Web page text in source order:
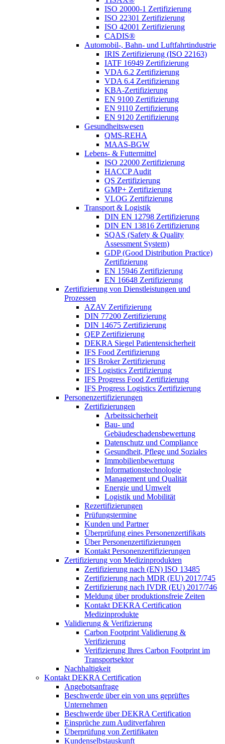
ISO 20000-1 Zertifizierung
ISO 22301 Zertifizierung
ISO 42001 Zertifizierung
CADIS®
Automobil-, Bahn- und Luftfahrtindustrie
IRIS Zertifizierung (ISO 22163)
IATF 16949 Zertifizierung
VDA 6.2 Zertifizierung
VDA 6.4 Zertifizierung
KBA-Zertifizierung
EN 9100 Zertifizierung
EN 9110 Zertifizierung
EN 9120 Zertifizierung
Gesundheitswesen
QMS-REHA
MAAS-BGW
Lebens- & Futtermittel
ISO 22000 Zertifizierung
HACCP Audit
QS Zertifizierung
GMP+ Zertifizierung
VLOG Zertifizierung
Transport & Logistik
DIN EN 12798 Zertifizierung
DIN EN 13816 Zertifizierung
SQAS (Safety & Quality
Assessment System)
GDP (Good Distribution Practice)
Zertifizierung
EN 15946 Zertifizierung
EN 16648 Zertifizierung
Zertifizierung von Dienstleistungen und
Prozessen
AZAV Zertifizierung
DIN 77200 Zertifizierung
DIN 14675 Zertifizierung
QEP Zertifizierung
DEKRA Siegel Patientensicherheit
IFS Food Zertifizierung
IFS Broker Zertifizierung
IFS Logistics Zertifizierung
IFS Progress Food Zertifizierung
IFS Progress Logistics Zertifizierung
Personenzertifizierungen
Zertifizierungen
Arbeitssicherheit
Bau- und
Gebäudeschadensbewertung
Datenschutz und Compliance
Gesundheit, Pflege und Soziales
Immobilienbewertung
Informationstechnologie
Management und Qualität
Energie und Umwelt
Logistik und Mobilität
Rezertifizierungen
Prüfungstermine
Kunden und Partner
Überprüfung eines Personenzertifikats
Über Personenzertifizierungen
Kontakt Personenzertifizierungen
Zertifizierung von Medizinprodukten
Zertifizierung nach (EN) ISO 13485
Zertifizierung nach MDR (EU) 2017/745
Zertifizierung nach IVDR (EU) 2017/746
Meldung über produktionsfreie Zeiten
Kontakt DEKRA Certification
Medizinprodukte
Validierung & Verifizierung
Carbon Footprint Validierung &
Verifizierung
Verifizierung Ihres Carbon Footprint im
Transportsektor
Nachhaltigkeit
Kontakt DEKRA Certification
Angebotsanfrage
Beschwerde über ein von uns geprüftes
Unternehmen
Beschwerde über DEKRA Certification
Einsprüche zum Auditverfahren
Überprüfung von Zertifikaten
Kundenselbstauskunft